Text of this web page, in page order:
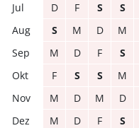
D
F S S
S
M D M
M
D F S
F
S S M
M
D M D
M
D F S